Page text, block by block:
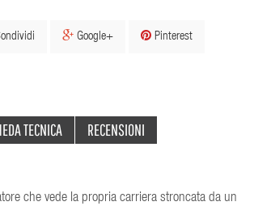
Google+ Pinterest
TECNICA RECENSIONI
che vede la propria carriera stroncata da un